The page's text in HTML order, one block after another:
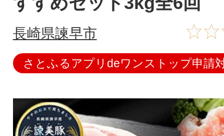
長崎県諫早市
さとふるアプリdeワンストップ申請